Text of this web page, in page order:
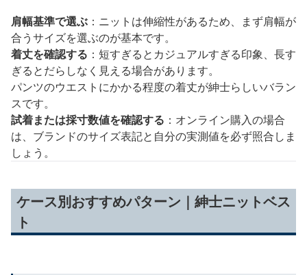
肩幅基準で選ぶ ：ニットは伸縮性があるため、まず肩幅が
合うサイズを選ぶのが基本です。
着丈を確認する ：短すぎるとカジュアルすぎる印象、長す
ぎるとだらしなく見える場合があります。
パンツのウエストにかかる程度の着丈が紳士らしいバラン
スです。
試着または採寸数値を確認する ：オンライン購入の場合
は、ブランドのサイズ表記と自分の実測値を必ず照合しま
しょう。
ケース別おすすめパターン｜紳士ニットベス
ト